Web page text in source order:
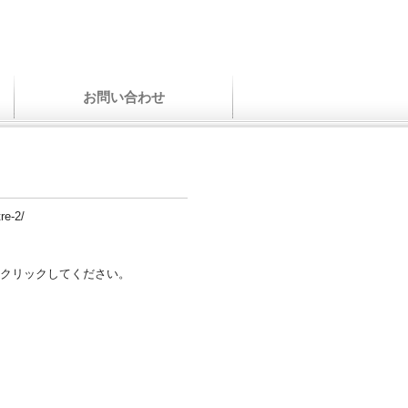
お問い合わせ
2/
リックしてください。